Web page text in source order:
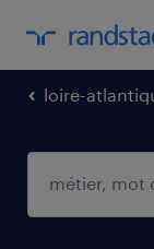
loire-